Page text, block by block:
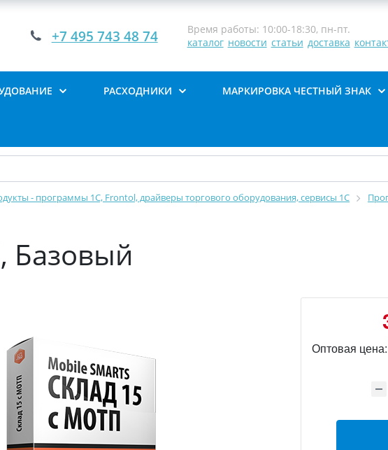
+7 495 743 48 74
Время работы: 10:00-18:30, пн-пт.
каталог новости статьи доставка
РАСХОДНИКИ МАРКИРОВКА ЧЕСТНЫЙ ЗНАК
- программы 1С, Frontol, драйверы торгового оборудования, сервисы 1С
Базовый
Оптовая цена: